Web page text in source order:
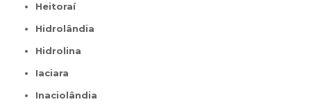
Heitoraí
Hidrolândia
Hidrolina
Iaciara
Inaciolândia